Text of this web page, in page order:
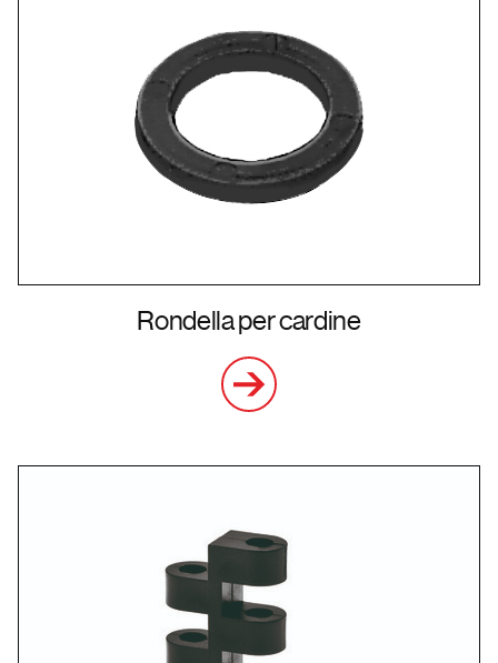
Rondella per cardine